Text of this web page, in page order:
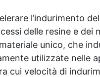
e colorato alle
tue creazioni.
l’indurimento
delle resine e dei
unico, che
utilizzate nelle
cui velocità di